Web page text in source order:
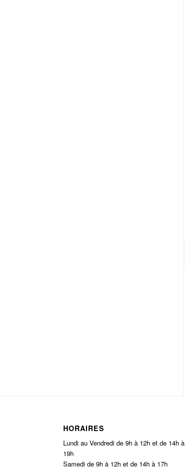
HORAIRES
Lundi au Vendredi de 9h à 12h et de 14h à
19h
Samedi de 9h à 12h et de 14h à 17h